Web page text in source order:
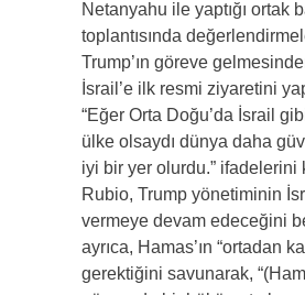
Netanyahu ile yaptığı ortak
toplantısında
Trump’ın göreve
İsrail’e ilk resmi ziyaretini
“Eğer Orta Doğu’da İsrail
ülke olsaydı dünya daha
iyi bir yer olurdu.” ifadelerini
Rubio, Trump yönetiminin
vermeye devam edeceğini
ayrıca, Hamas’ın “ortadan
gerektiğini savunarak,